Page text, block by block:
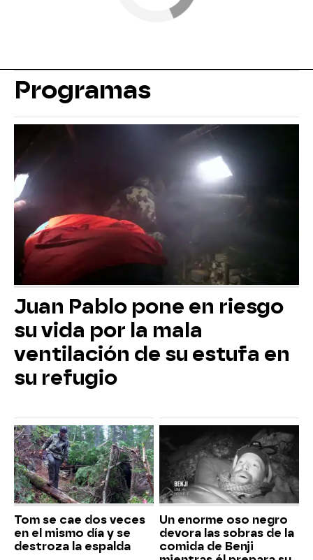
Programas
Juan Pablo pone en riesgo
su vida por la mala
ventilación de su estufa en
su refugio
Tom se cae dos veces
en el mismo día y se
destroza la espalda
Un enorme oso negro
devora las sobras de la
comida de Benji